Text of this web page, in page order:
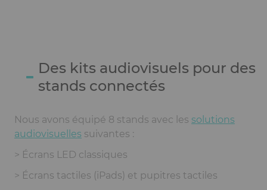
CkeditorDes kits audiovisuels pour des
stands connectés
Nous avons équipé 8 stands avec les solutions
audiovisuelles suivantes :
> Écrans LED classiques
> Écrans tactiles (iPads) et pupitres tactiles